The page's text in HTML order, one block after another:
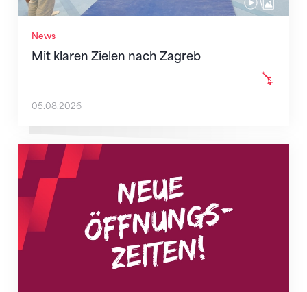
News
Mit klaren Zielen nach Zagreb
05.08.2026
Neue Empfangszeiten ab 1. August 2026